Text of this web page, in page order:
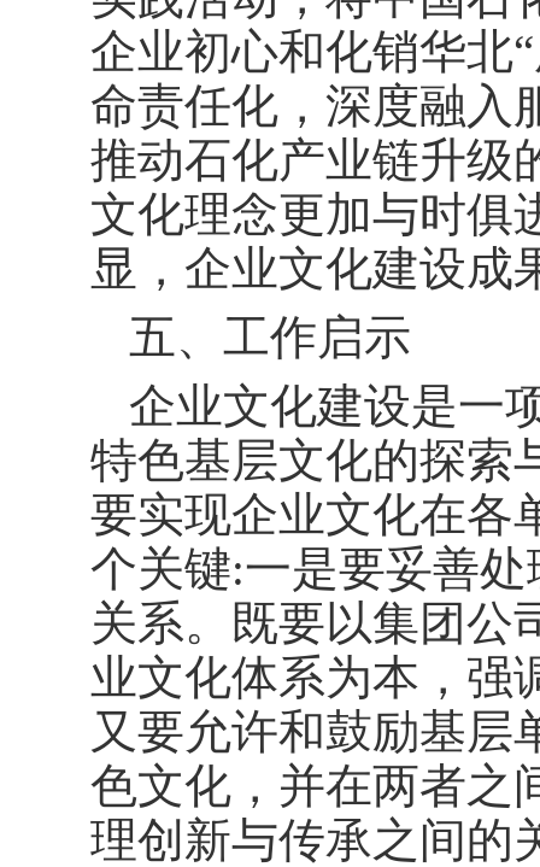
企业初心和化销华北
命责任化，深度融入
推动石化产业链升级
文化理念更加与时俱
显，企业文化建设成
五、工作启示
企业文化建设是一
特色基层文化的探索
要实现企业文化在各
个关键:一是要妥善
关系。既要以集团公
业文化体系为本，强
又要允许和鼓励基层
色文化，并在两者之
理创新与传承之间的